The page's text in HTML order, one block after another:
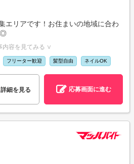
エリアです！お住まいの地域に合わ
◎
内容を見てみる ∨
フリーター歓迎 髪型自由 ネイルOK
詳細を見る 応募画面に進む